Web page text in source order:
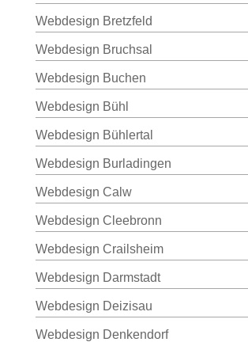
Webdesign Bretzfeld
Webdesign Bruchsal
Webdesign Buchen
Webdesign Bühl
Webdesign Bühlertal
Webdesign Burladingen
Webdesign Calw
Webdesign Cleebronn
Webdesign Crailsheim
Webdesign Darmstadt
Webdesign Deizisau
Webdesign Denkendorf